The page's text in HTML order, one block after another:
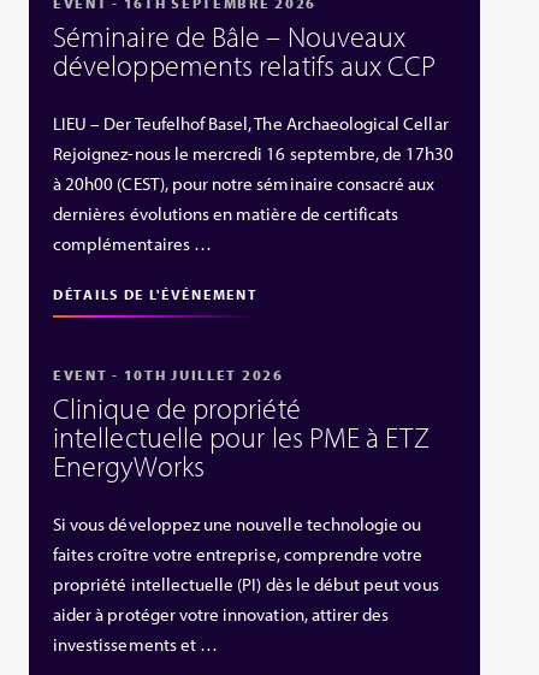
Séminaire de Bâle – Nouveaux
développements relatifs aux CCP
LIEU – Der Teufelhof Basel, The Archaeological Cellar
Rejoignez-nous le mercredi 16 septembre, de 17h30
à 20h00 (CEST), pour notre séminaire consacré aux
dernières évolutions en matière de certificats
complémentaires …
DÉTAILS DE L'ÉVÉNEMENT
EVENT - 10TH JUILLET 2026
Clinique de propriété
intellectuelle pour les PME à ETZ
EnergyWorks
Si vous développez une nouvelle technologie ou
faites croître votre entreprise, comprendre votre
propriété intellectuelle (PI) dès le début peut vous
aider à protéger votre innovation, attirer des
investissements et …